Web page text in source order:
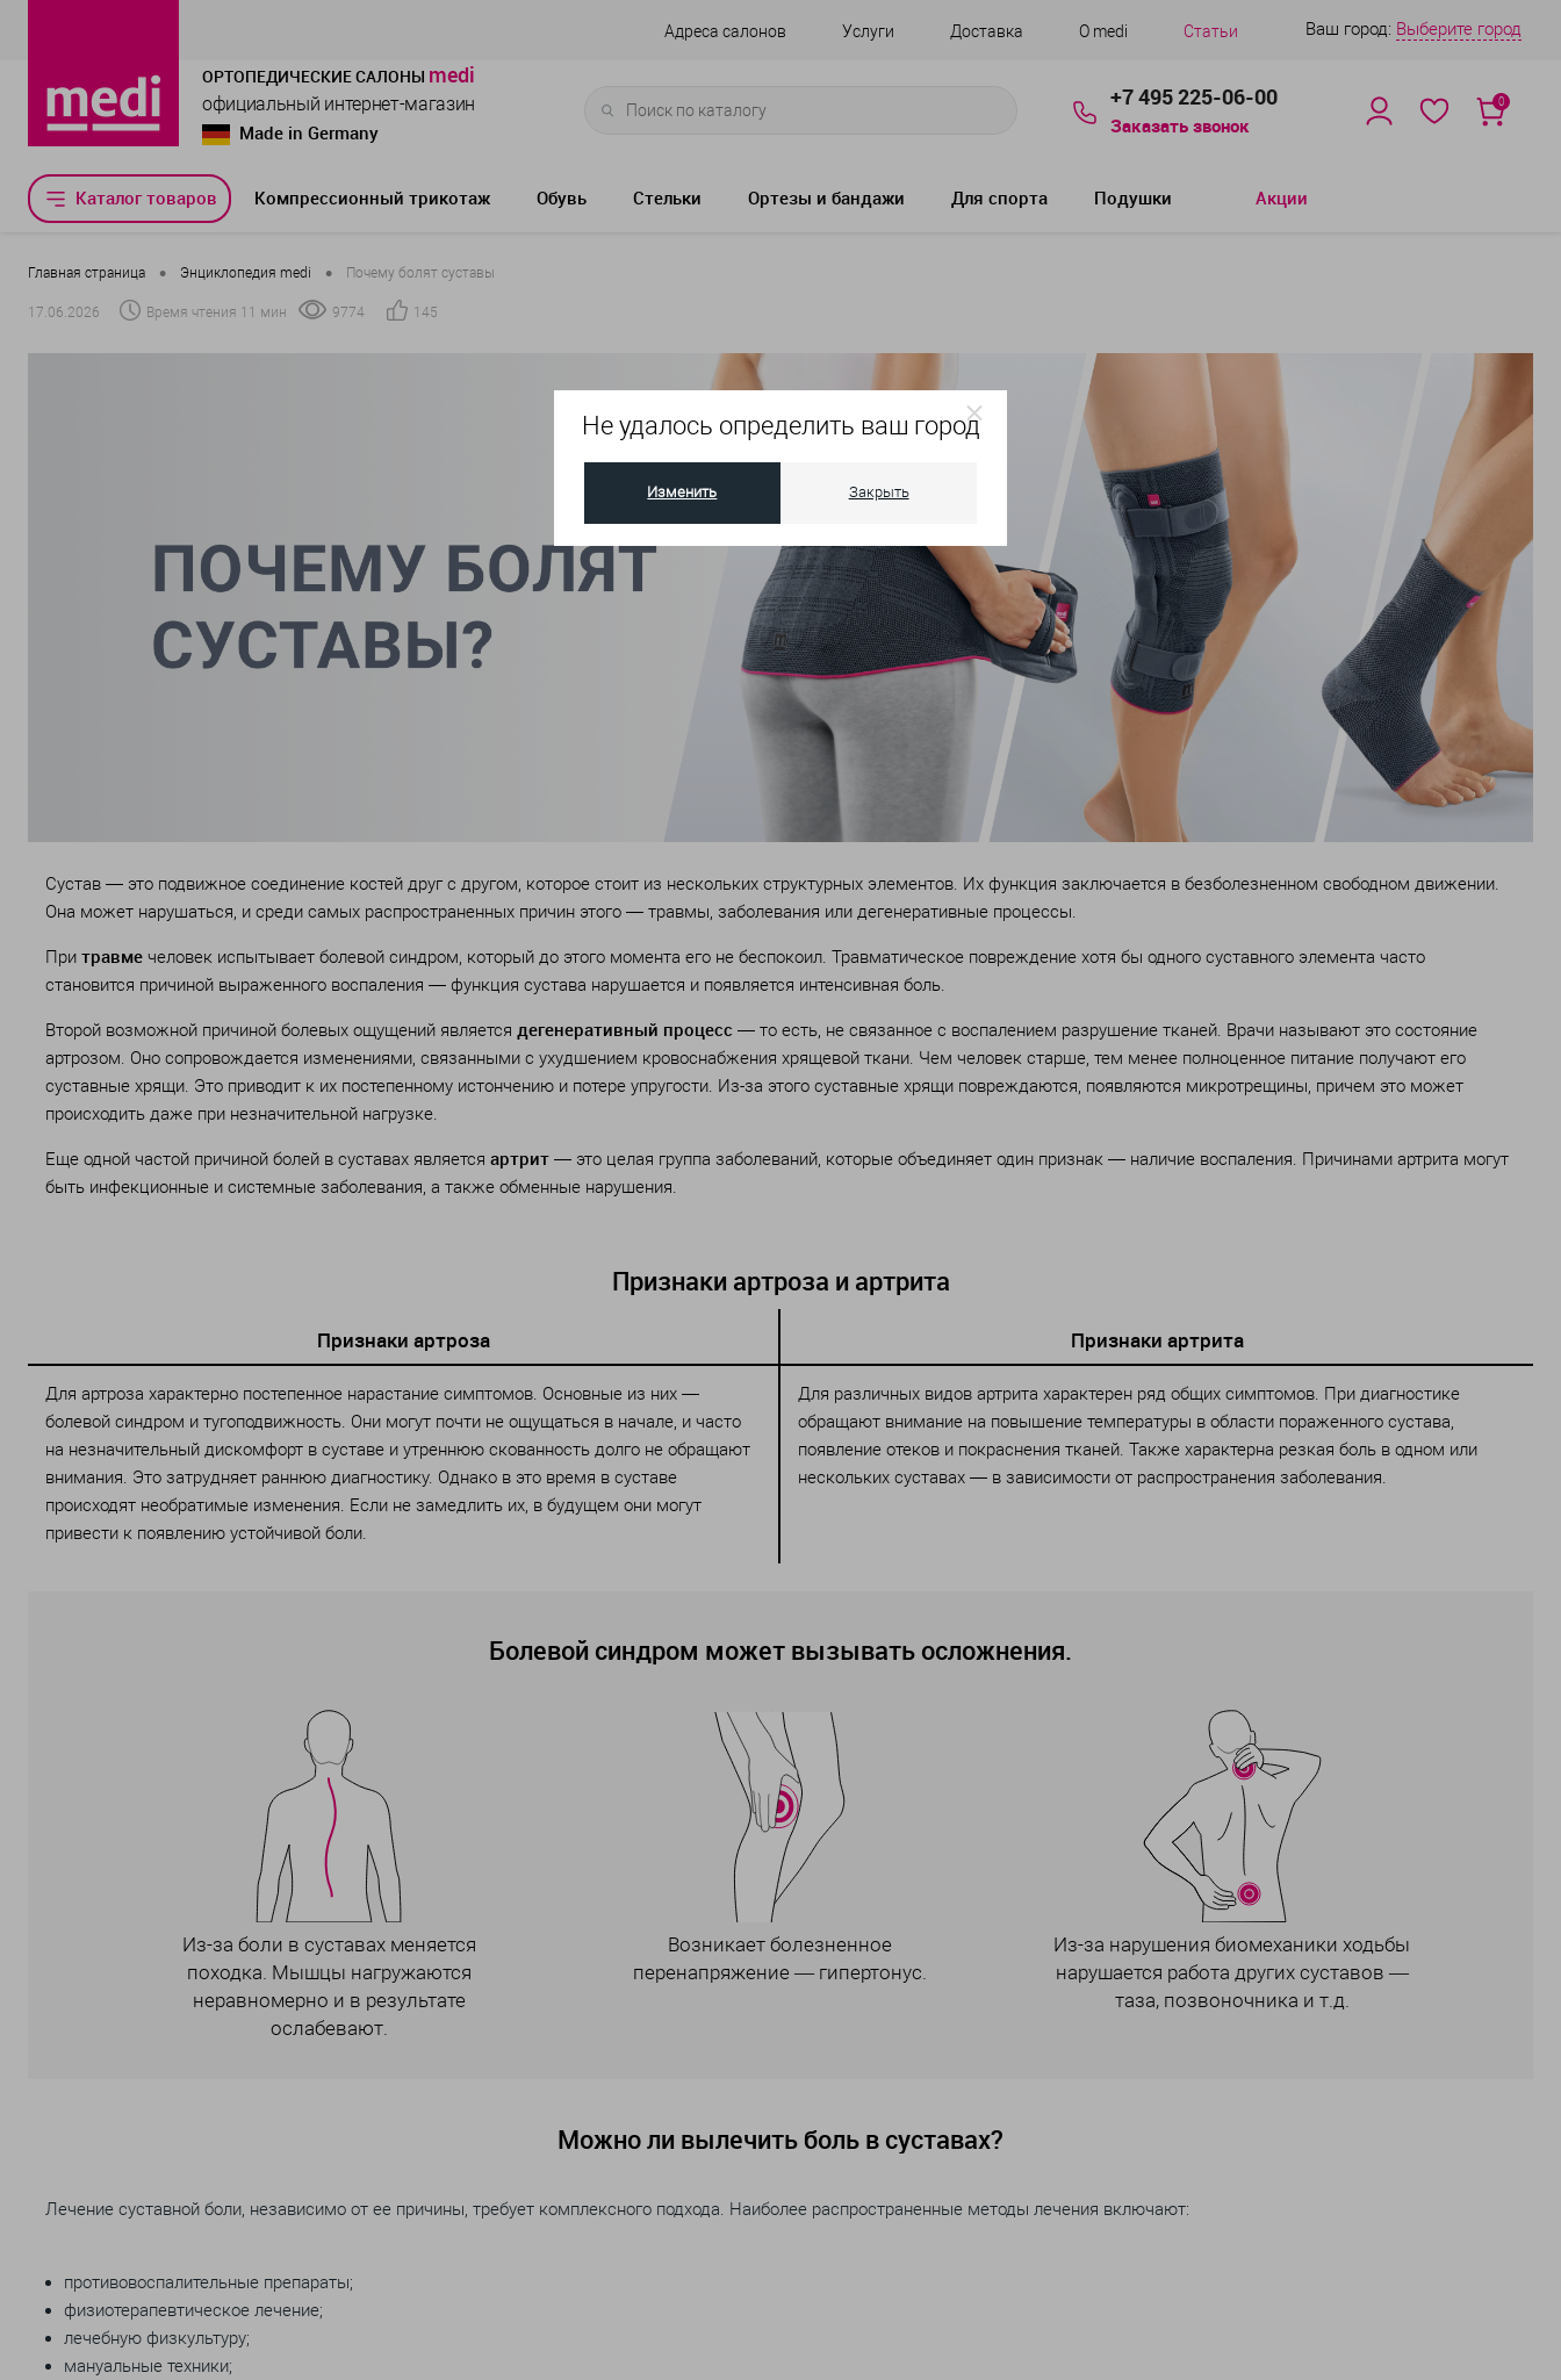
Не удалось определить ваш город
Изменить Закрыть
Адреса салонов Услуги Доставка О medi Статьи Ваш город: Выберите город
ОРТОПЕДИЧЕСКИЕ САЛОНЫ medi
официальный интернет-магазин
Made in Germany
+7 495 225-06-00
Заказать звонок
0
Каталог товаров Компрессионный трикотаж Обувь Стельки Ортезы и бандажи Для спорта Подушки Акции
Главная страница • Энциклопедия medi • Почему болят суставы
17.06.2026 Время чтения 11 мин 9774 145
Сустав — это подвижное соединение костей друг с другом, которое стоит из нескольких структурных элементов. Их функция заключается в безболезненном свободном движении.
Она может нарушаться, и среди самых распространенных причин этого — травмы, заболевания или дегенеративные процессы.
При травме человек испытывает болевой синдром, который до этого момента его не беспокоил. Травматическое повреждение хотя бы одного суставного элемента часто
становится причиной выраженного воспаления — функция сустава нарушается и появляется интенсивная боль.
Второй возможной причиной болевых ощущений является дегенеративный процесс — то есть, не связанное с воспалением разрушение тканей. Врачи называют это состояние
артрозом. Оно сопровождается изменениями, связанными с ухудшением кровоснабжения хрящевой ткани. Чем человек старше, тем менее полноценное питание получают его
суставные хрящи. Это приводит к их постепенному истончению и потере упругости. Из-за этого суставные хрящи повреждаются, появляются микротрещины, причем это может
происходить даже при незначительной нагрузке.
Еще одной частой причиной болей в суставах является артрит — это целая группа заболеваний, которые объединяет один признак — наличие воспаления. Причинами артрита могут
быть инфекционные и системные заболевания, а также обменные нарушения.
Признаки артроза и артрита
Признаки артроза
Для артроза характерно постепенное нарастание симптомов. Основные из них —
болевой синдром и тугоподвижность. Они могут почти не ощущаться в начале, и часто
на незначительный дискомфорт в суставе и утреннюю скованность долго не обращают
внимания. Это затрудняет раннюю диагностику. Однако в это время в суставе
происходят необратимые изменения. Если не замедлить их, в будущем они могут
привести к появлению устойчивой боли.
Признаки артрита
Для различных видов артрита характерен ряд общих симптомов. При диагностике
обращают внимание на повышение температуры в области пораженного сустава,
появление отеков и покраснения тканей. Также характерна резкая боль в одном или
нескольких суставах — в зависимости от распространения заболевания.
Болевой синдром может вызывать осложнения.
Из-за боли в суставах меняется
походка. Мышцы нагружаются
неравномерно и в результате
ослабевают.
Возникает болезненное
перенапряжение — гипертонус.
Из-за нарушения биомеханики ходьбы
нарушается работа других суставов —
таза, позвоночника и т.д.
Можно ли вылечить боль в суставах?
Лечение суставной боли, независимо от ее причины, требует комплексного подхода. Наиболее распространенные методы лечения включают:
противовоспалительные препараты;
физиотерапевтическое лечение;
лечебную физкультуру;
мануальные техники;